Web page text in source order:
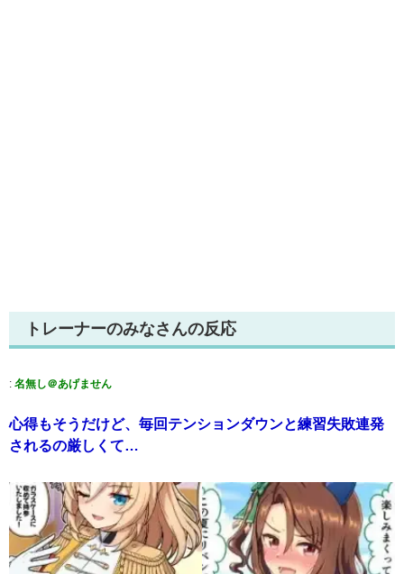
トレーナーのみなさんの反応
: 名無し＠あげません
心得もそうだけど、毎回テンションダウンと練習失敗連発
されるの厳しくて…